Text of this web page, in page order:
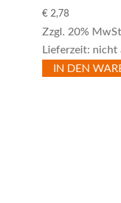
€2,78
Zzgl. 20%
Lieferzeit: nicht
IN DEN